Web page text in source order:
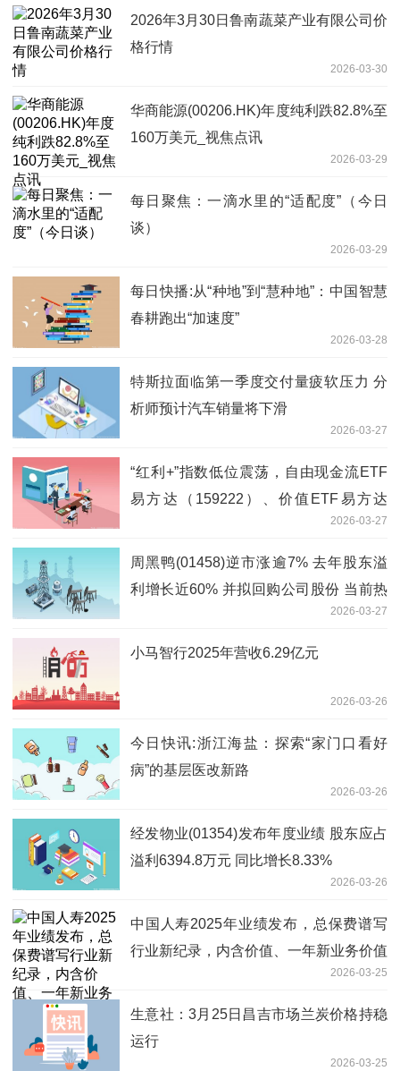
2026年3月30日鲁南蔬菜产业有限公司价
格行情
2026-03-30
华商能源(00206.HK)年度纯利跌82.8%至
160万美元_视焦点讯
2026-03-29
每日聚焦：一滴水里的“适配度”（今日
谈）
2026-03-29
每日快播:从“种地”到“慧种地”：中国智慧
春耕跑出“加速度”
2026-03-28
特斯拉面临第一季度交付量疲软压力 分
析师预计汽车销量将下滑
2026-03-27
“红利+”指数低位震荡，自由现金流ETF
易方达（159222）、价值ETF易方达
（159263）早盘获资金加仓_前沿热点
2026-03-27
周黑鸭(01458)逆市涨逾7% 去年股东溢
利增长近60% 并拟回购公司股份 当前热
2026-03-27
小马智行2025年营收6.29亿元
2026-03-26
今日快讯:浙江海盐：探索“家门口看好
病”的基层医改新路
2026-03-26
经发物业(01354)发布年度业绩 股东应占
溢利6394.8万元 同比增长8.33%
2026-03-26
中国人寿2025年业绩发布，总保费谱写
行业新纪录，内含价值、一年新业务价值
2026-03-25
生意社：3月25日昌吉市场兰炭价格持稳
运行
2026-03-25